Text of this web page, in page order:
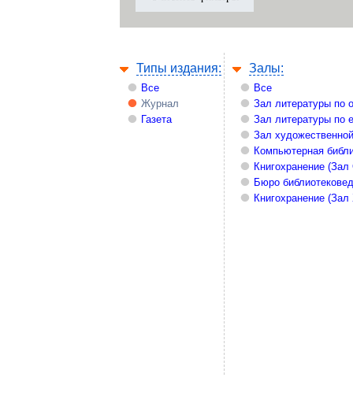
Типы издания:
Все
Журнал
Газета
Залы:
Все
Зал литературы по
Зал литературы по
Зал
Компьютерная
Книгохранение
Бюро
Книгохранение